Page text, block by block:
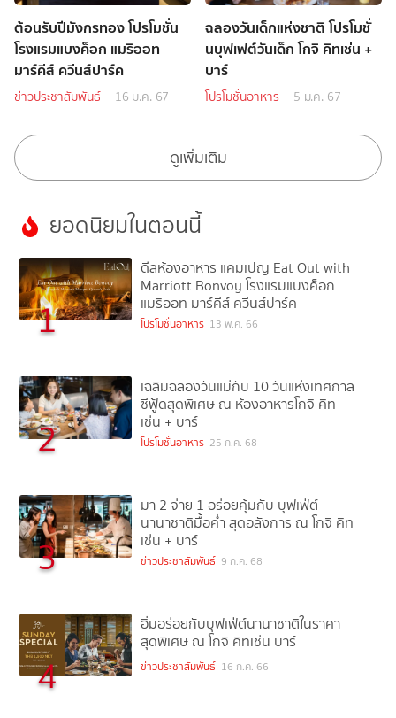
ต้อนรับปีมังกรทอง โปรโมชั่น
โรงแรมแบงค็อก แมริออท
มาร์คีส์ ควีนส์ปาร์ค
ข่าวประชาสัมพันธ์ 16 ม.ค. 67
ฉลองวันเด็กแห่งชาติ โปรโมชั่
นบุฟเฟต์วันเด็ก โกจิ คิทเช่น +
บาร์
โปรโมชั่นอาหาร 5 ม.ค. 67
ดูเพิ่มเติม
ยอดนิยมในตอนนี้
1
ดีลห้องอาหาร แคมเปญ Eat Out with
Marriott Bonvoy โรงแรมแบงค็อก
แมริออท มาร์คีส์ ควีนส์ปาร์ค
โปรโมชั่นอาหาร 13 พ.ค. 66
2
เฉลิมฉลองวันแม่กับ 10 วันแห่งเทศกาล
ซีฟู้ดสุดพิเศษ ณ ห้องอาหารโกจิ คิท
เช่น + บาร์
โปรโมชั่นอาหาร 25 ก.ค. 68
3
มา 2 จ่าย 1 อร่อยคุ้มกับ บุฟเฟ่ต์
นานาชาติมื้อค่ำ สุดอลังการ ณ โกจิ คิท
เช่น + บาร์
ข่าวประชาสัมพันธ์ 9 ก.ค. 68
4
อิ่มอร่อยกับบุฟเฟ่ต์นานาชาติในราคา
สุดพิเศษ ณ โกจิ คิทเช่น บาร์
ข่าวประชาสัมพันธ์ 16 ก.ค. 66